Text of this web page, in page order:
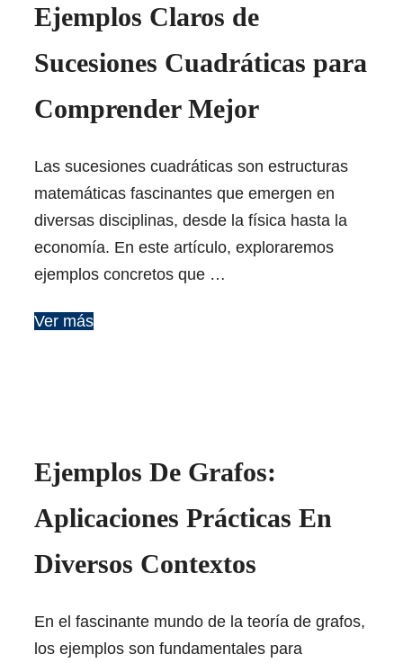
Ejemplos Claros de
Sucesiones Cuadráticas para
Comprender Mejor
Las sucesiones cuadráticas son estructuras
matemáticas fascinantes que emergen en
diversas disciplinas, desde la física hasta la
economía. En este artículo, exploraremos
ejemplos concretos que …
Ver más
Ejemplos De Grafos:
Aplicaciones Prácticas En
Diversos Contextos
En el fascinante mundo de la teoría de grafos,
los ejemplos son fundamentales para